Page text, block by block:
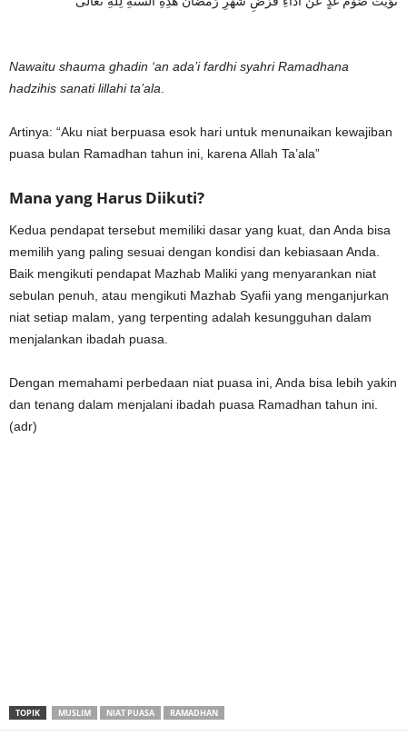
Nawaitu shauma ghadin ‘an ada’i fardhi syahri Ramadhana
hadzihis sanati lillahi ta’ala.
Artinya: “Aku niat berpuasa esok hari untuk menunaikan kewajiban
puasa bulan Ramadhan tahun ini, karena Allah Ta’ala”
Mana yang Harus Diikuti?
Kedua pendapat tersebut memiliki dasar yang kuat, dan Anda bisa
memilih yang paling sesuai dengan kondisi dan kebiasaan Anda.
Baik mengikuti pendapat Mazhab Maliki yang menyarankan niat
sebulan penuh, atau mengikuti Mazhab Syafii yang menganjurkan
niat setiap malam, yang terpenting adalah kesungguhan dalam
menjalankan ibadah puasa.
Dengan memahami perbedaan niat puasa ini, Anda bisa lebih yakin
dan tenang dalam menjalani ibadah puasa Ramadhan tahun ini.
(adr)
TOPIK MUSLIM NIAT PUASA RAMADHAN